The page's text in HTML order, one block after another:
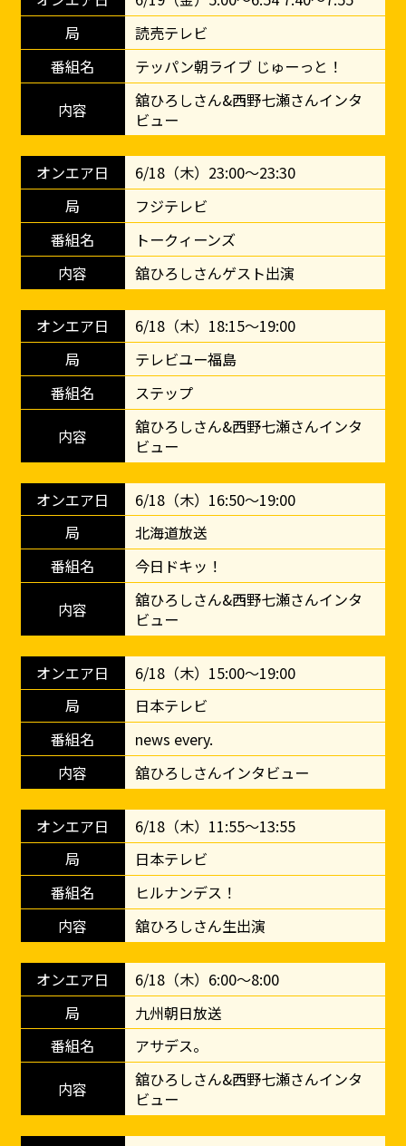
読売テレビ
テッパン朝ライブ じゅーっと！
舘ひろしさん&西野七瀬さんインタ
ビュー
6/18（木）23:00～23:30
フジテレビ
トークィーンズ
舘ひろしさんゲスト出演
6/18（木）18:15～19:00
テレビユー福島
ステップ
舘ひろしさん&西野七瀬さんインタ
ビュー
6/18（木）16:50～19:00
北海道放送
今日ドキッ！
舘ひろしさん&西野七瀬さんインタ
ビュー
6/18（木）15:00～19:00
日本テレビ
news every.
舘ひろしさんインタビュー
6/18（木）11:55～13:55
日本テレビ
ヒルナンデス！
舘ひろしさん生出演
6/18（木）6:00～8:00
九州朝日放送
アサデス。
舘ひろしさん&西野七瀬さんインタ
ビュー